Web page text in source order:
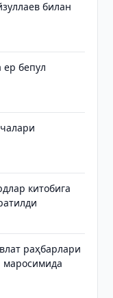
билан
ер бепул
китобига
раҳбарлари
маросимида